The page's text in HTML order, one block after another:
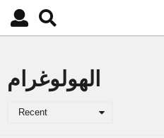
الهولوغرام
Recent